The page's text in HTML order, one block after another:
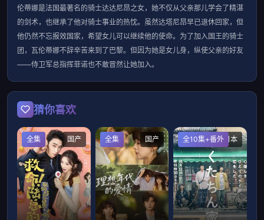
伦蒂娜是法国最著名的骑士达达尼昂之女，她不仅从父亲那儿学会了精湛
的剑术，也继承了他对骑士事业的热忱。虽然达塔尼昂早已退休回家，但
他仍然不忘报效国家，希望女儿可以继续他的使命。为了加入国王的骑士
团，瓦伦蒂娜不辞辛苦来到了巴黎。但因为她是女儿身，纵使父亲的好友
——侍卫军总指挥菲诺也不敢冒然让她加入。
猜你喜欢
国产
全集 国产
全集 日本
全10集+番外